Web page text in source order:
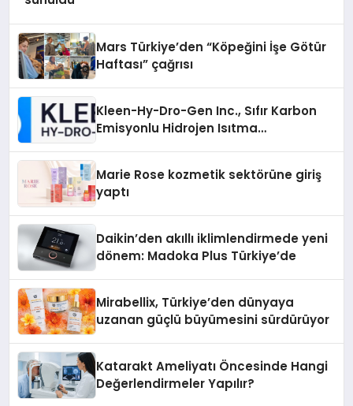
Mars Türkiye’den “Köpeğini İşe Götür
Haftası” çağrısı
Kleen-Hy-Dro-Gen Inc., Sıfır Karbon
Emisyonlu Hidrojen Isıtma
Marie Rose kozmetik sektörüne giriş
yaptı
Daikin’den akıllı iklimlendirmede yeni
dönem: Madoka Plus Türkiye’de
Mirabellix, Türkiye’den dünyaya
uzanan güçlü büyümesini sürdürüyor
Katarakt Ameliyatı Öncesinde Hangi
Değerlendirmeler Yapılır?